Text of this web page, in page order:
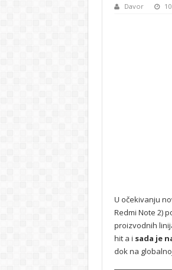
Davor
U očekivanju
Redmi Note 2)
proizvodnih
hit a i sada je
dok na